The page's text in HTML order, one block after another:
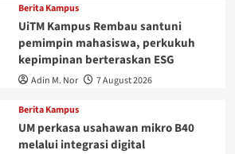
Berita Kampus
UiTM Kampus Rembau santuni
pemimpin mahasiswa, perkukuh
kepimpinan berteraskan ESG
Adin M. Nor 7 August 2026
Berita Kampus
UM perkasa usahawan mikro B40
melalui integrasi digital